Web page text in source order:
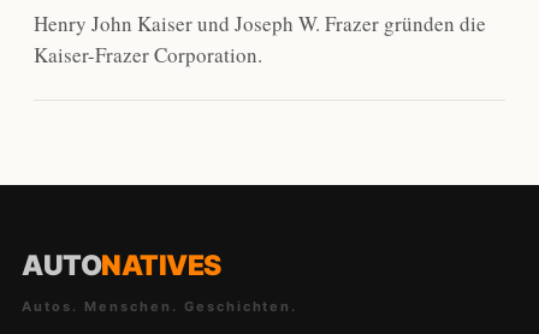
Henry John Kaiser und Joseph W. Frazer gründen die
Kaiser-Frazer Corporation.
AUTONATIVES
Autos. Menschen. Geschichten.